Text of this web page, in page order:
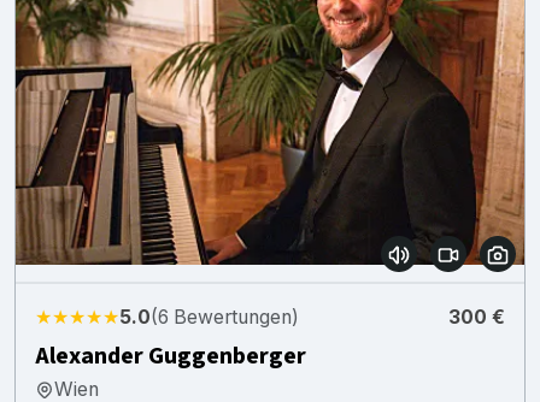
★★★★★5.0(6 Bewertungen) 300 €
Alexander Guggenberger
Wien